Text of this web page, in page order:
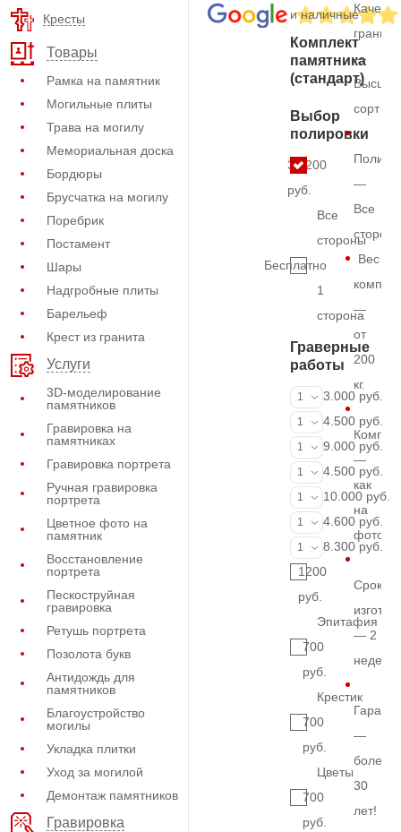
Кресты
Товары
Рамка на памятник
Могильные плиты
Трава на могилу
Мемориальная доска
Бордюры
Брусчатка на могилу
Поребрик
Постамент
Шары
Надгробные плиты
Барельеф
Крест из гранита
Услуги
3D-моделирование
памятников
Гравировка на
памятниках
Гравировка портрета
Ручная гравировка
портрета
Цветное фото на
памятник
Восстановление
портрета
Пескоструйная
гравировка
Ретушь портрета
Позолота букв
Антидождь для
памятников
Благоустройство
могилы
Укладка плитки
Уход за могилой
Демонтаж памятников
Гравировка
и наличные
Комплект
памятника
(стандарт)
Выбор
полировки
35.200
руб.
Все
стороны
Бесплатно
1
сторона
Граверные
работы
ФИО и даты
1
3.000 руб.
ФИО и даты
1
4.500 руб.
ФИО и даты
1
9.000 руб.
Портрет
1
4.500 руб.
Портрет
1
10.000 руб.
Фотокерамика
1
4.600 руб.
Фото на
1
8.300 руб.
1200
руб.
Эпитафия
700
руб.
Крестик
700
руб.
Цветы
700
руб.
гранита
—
Высший
сорт
—
Все
Вес
—
от
200
кг.
—
как
на
фото
Срок
— 2
недели
—
более
30
лет!